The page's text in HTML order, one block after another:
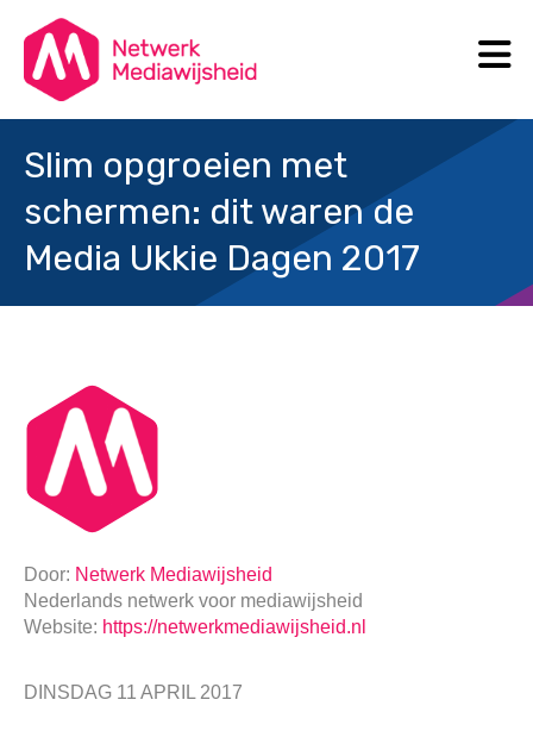
Slim opgroeien met
schermen: dit waren de
Media Ukkie Dagen 2017
Door: Netwerk Mediawijsheid
Nederlands netwerk voor mediawijsheid
Website: https://netwerkmediawijsheid.nl
DINSDAG 11 APRIL 2017